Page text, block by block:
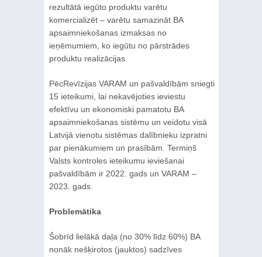
rezultātā iegūto produktu varētu
komercializēt – varētu samazināt BA
apsaimniekošanas izmaksas no
ieņēmumiem, ko iegūtu no pārstrādes
produktu realizācijas.
PēcRevīzijas VARAM un pašvaldībām sniegti
15 ieteikumi, lai nekavējoties ieviestu
efektīvu un ekonomiski pamatotu BA
apsaimniekošanas sistēmu un veidotu visā
Latvijā vienotu sistēmas dalībnieku izpratni
par pienākumiem un prasībām. Termiņš
Valsts kontroles ieteikumu ieviešanai
pašvaldībām ir 2022. gads un VARAM –
2023. gads.
Problemātika
Šobrīd lielākā daļa (no 30% līdz 60%) BA
nonāk nešķirotos (jauktos) sadzīves